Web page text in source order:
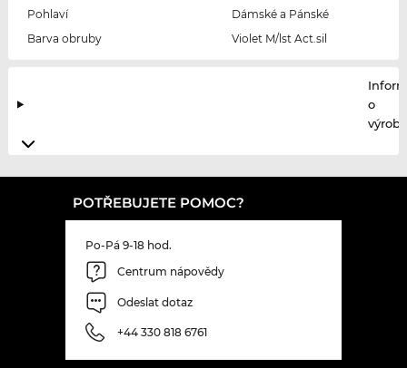
Pohlaví
Dámské a Pánské
Barva obruby
Violet M/lst Act.sil
o
POTŘEBUJETE POMOC?
Po-Pá 9-18 hod.
Centrum nápovědy
Odeslat dotaz
+44 330 818 6761